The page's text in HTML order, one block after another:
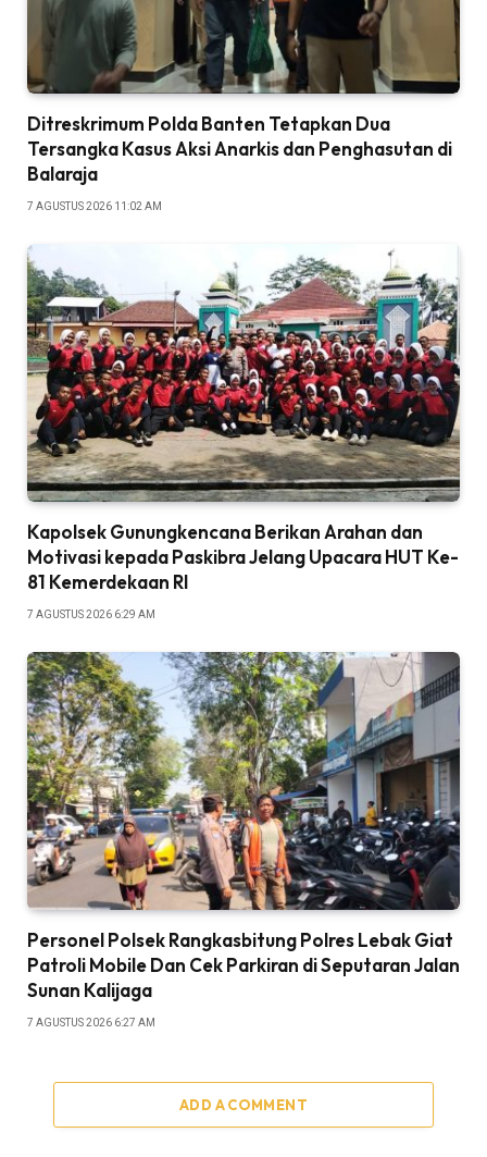
Ditreskrimum Polda Banten Tetapkan Dua
Tersangka Kasus Aksi Anarkis dan Penghasutan di
Balaraja
7 AGUSTUS 2026 11:02 AM
‎Kapolsek Gunungkencana Berikan Arahan dan
Motivasi kepada Paskibra Jelang Upacara HUT Ke-
81 Kemerdekaan RI
7 AGUSTUS 2026 6:29 AM
Personel Polsek Rangkasbitung Polres Lebak Giat
Patroli Mobile Dan Cek Parkiran di Seputaran Jalan
Sunan Kalijaga
7 AGUSTUS 2026 6:27 AM
ADD A COMMENT